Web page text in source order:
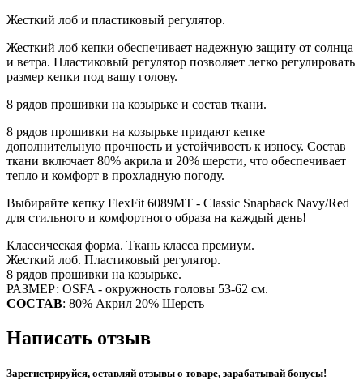
Жесткий лоб и пластиковый регулятор.
Жесткий лоб кепки обеспечивает надежную защиту от солнца
и ветра. Пластиковый регулятор позволяет легко регулировать
размер кепки под вашу голову.
8 рядов прошивки на козырьке и состав ткани.
8 рядов прошивки на козырьке придают кепке
дополнительную прочность и устойчивость к износу. Состав
ткани включает 80% акрила и 20% шерсти, что обеспечивает
тепло и комфорт в прохладную погоду.
Выбирайте кепку FlexFit 6089MT - Classic Snapback Navy/Red
для стильного и комфортного образа на каждый день!
Классическая форма. Ткань класса премиум.
Жесткий лоб. Пластиковый регулятор.
8 рядов прошивки на козырьке.
РАЗМЕР: OSFA - окружность головы 53-62 см.
СОСТАВ: 80% Акрил 20% Шерсть
Написать отзыв
Зарегистрируйся, оставляй отзывы о товаре, зарабатывай бонусы!